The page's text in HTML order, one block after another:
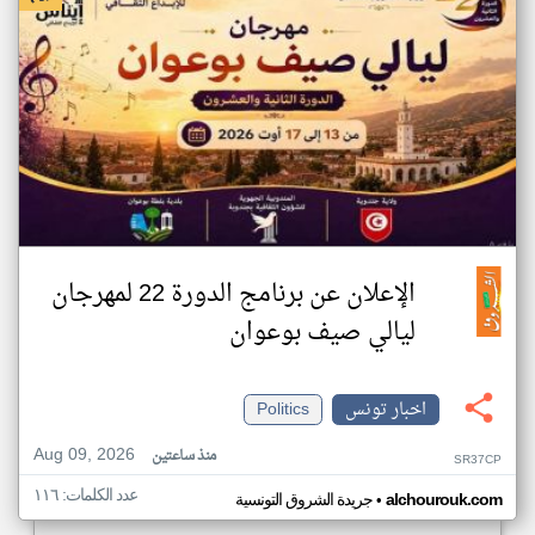
الإعلان عن برنامج الدورة 22 لمهرجان
ليالي صيف بوعوان
اخبار تونس
Politics
Aug 09, 2026
منذ ساعتين SR37CP
جريدة الشروق التونسية• alchourouk.com عدد الكلمات: ١١٦